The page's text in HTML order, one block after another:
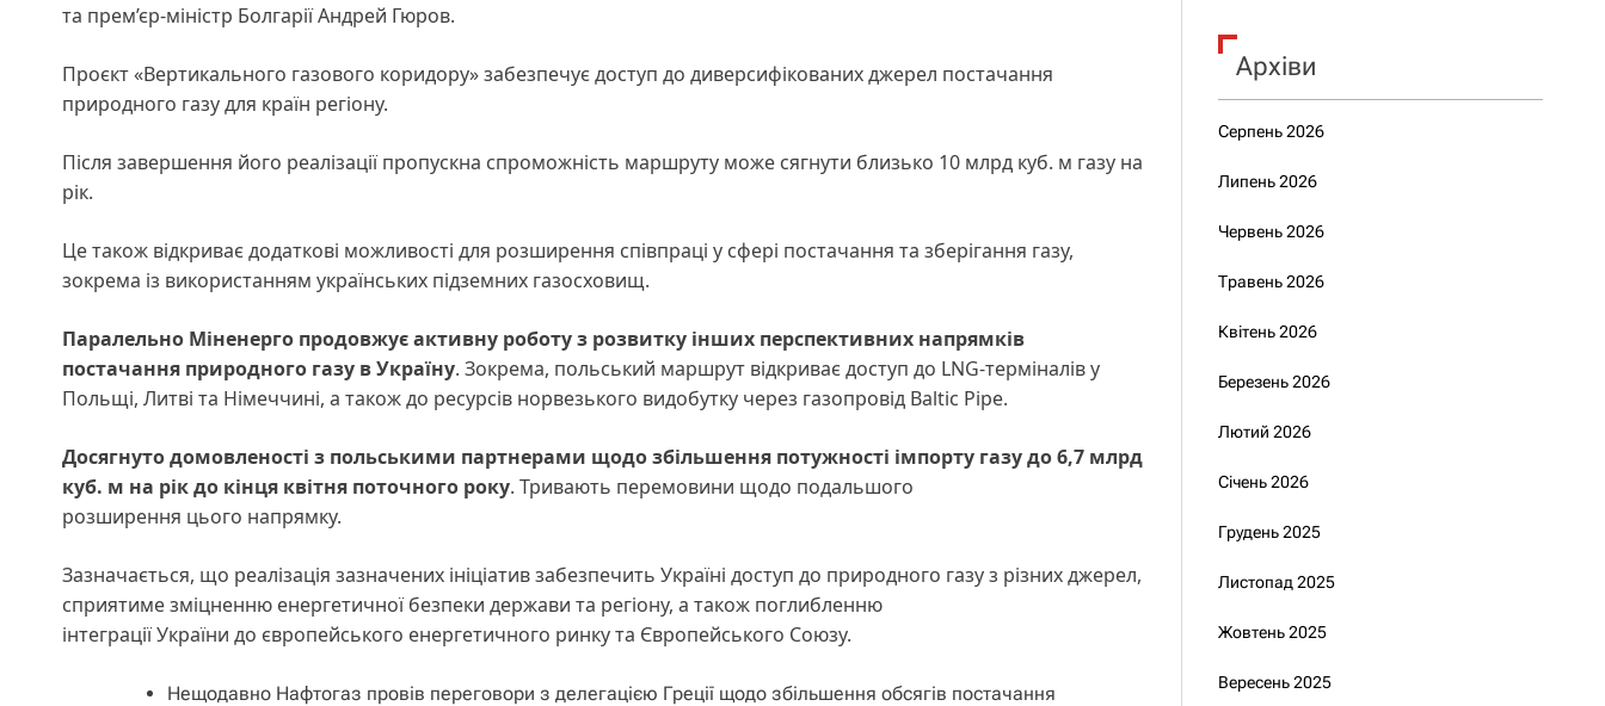
та прем’єр-міністр Болгарії Андрей Гюров.
Проєкт «Вертикального газового коридору» забезпечує доступ до диверсифікованих джерел постачання
природного газу для країн регіону.
Після завершення його реалізації пропускна спроможність маршруту може сягнути близько 10 млрд куб. м газу на
рік.
Це також відкриває додаткові можливості для розширення співпраці у сфері постачання та зберігання газу,
зокрема із використанням українських підземних газосховищ.
Паралельно Міненерго продовжує активну роботу з розвитку інших перспективних напрямків
постачання природного газу в Україну. Зокрема, польський маршрут відкриває доступ до LNG-терміналів у
Польщі, Литві та Німеччині, а також до ресурсів норвезького видобутку через газопровід Baltic Pipe.
Досягнуто домовленості з польськими партнерами щодо збільшення потужності імпорту газу до 6,7 млрд
куб. м на рік до кінця квітня поточного року. Тривають перемовини щодо подальшого
розширення цього напрямку.
Зазначається, що реалізація зазначених ініціатив забезпечить Україні доступ до природного газу з різних джерел,
сприятиме зміцненню енергетичної безпеки держави та регіону, а також поглибленню
інтеграції України до європейського енергетичного ринку та Європейського Союзу.
Нещодавно Нафтогаз провів переговори з делегацією Греції щодо збільшення обсягів постачання
Архіви
Серпень 2026
Липень 2026
Червень 2026
Травень 2026
Квітень 2026
Березень 2026
Лютий 2026
Січень 2026
Грудень 2025
Листопад 2025
Жовтень 2025
Вересень 2025